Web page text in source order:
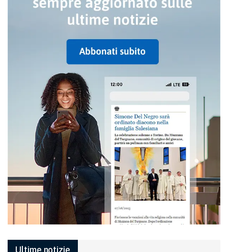
Ultime notizie